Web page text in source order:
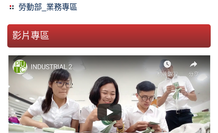
勞動部_業務專區
影片專區